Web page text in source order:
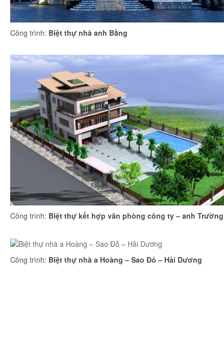
Công trình: Biệt thự nhà anh Bằng
Công trình: Biệt thự kết hợp văn phòng công ty – anh Trường
Công trình: Biệt thự nhà a Hoàng – Sao Đỏ – Hải Dương